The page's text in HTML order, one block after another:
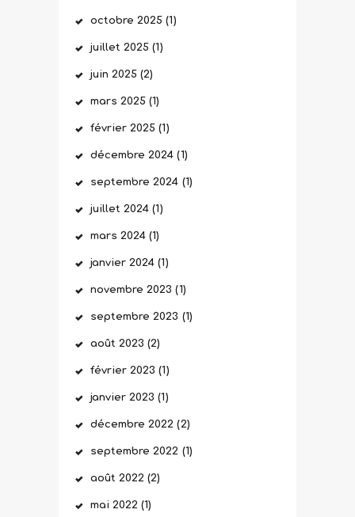
octobre2025 (1)
juillet2025 (1)
juin 2025 (2)
mars 2025 (1)
février2025 (1)
décembre2024 (1)
septembre2024 (1)
juillet2024 (1)
mars 2024 (1)
janvier2024 (1)
novembre2023 (1)
septembre2023 (1)
août 2023 (2)
février2023 (1)
janvier2023 (1)
décembre2022 (2)
septembre2022 (1)
août 2022 (2)
mai 2022 (1)